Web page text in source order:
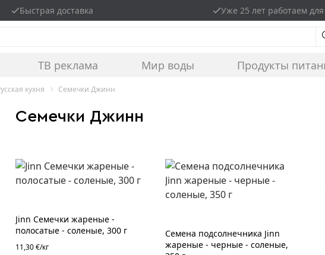
Быстрая доставка Уже 25 лет работаем для
ТВ реклама Мир воды Продукты
Русская кухня Семечки Джинн
Семечки Джинн
Jinn Семечки жареные -
полосатые - соленые, 300 г
11,30 €/кг
Семена подсолнечника Jinn
жареные - черные - соленые,